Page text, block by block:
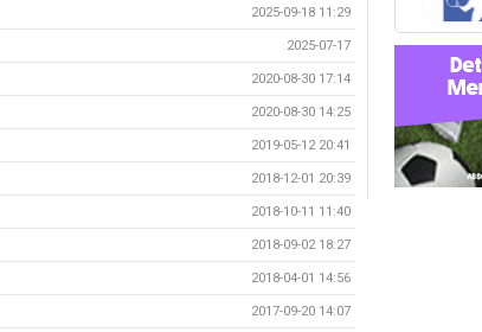
2025-09-18 11:29
2025-07-17
2020-08-30 17:14
2020-08-30 14:25
2019-05-12 20:41
2018-12-01 20:39
2018-10-11 11:40
2018-09-02 18:27
2018-04-01 14:56
2017-09-20 14:07